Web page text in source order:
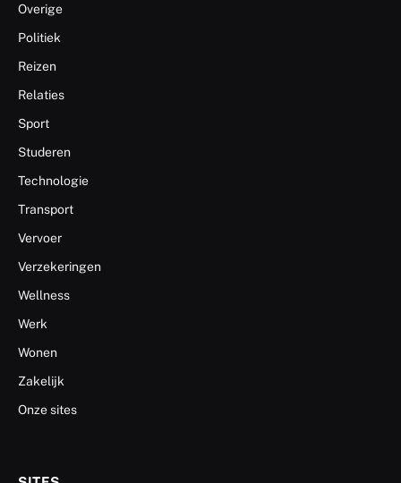
Overige
Politiek
Reizen
Relaties
Sport
Studeren
Technologie
Transport
Vervoer
Verzekeringen
Wellness
Werk
Wonen
Zakelijk
Onze sites